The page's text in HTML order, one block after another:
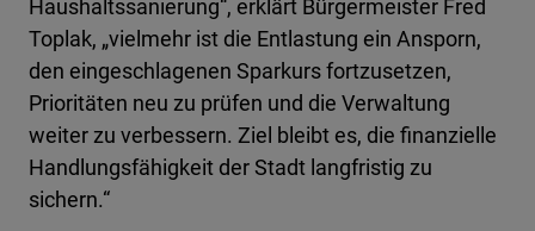
Haushaltssanierung“, erklärt Bürgermeister Fred
Toplak, „vielmehr ist die Entlastung ein Ansporn,
den eingeschlagenen Sparkurs fortzusetzen,
Prioritäten neu zu prüfen und die Verwaltung
weiter zu verbessern. Ziel bleibt es, die finanzielle
Handlungsfähigkeit der Stadt langfristig zu
sichern.“